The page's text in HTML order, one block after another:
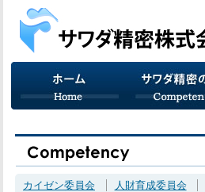
カイゼン委員会 人財育成委員会